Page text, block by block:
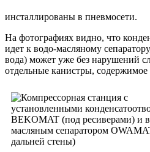
инсталлированы в пневмосети.
На фотографиях видно, что
идет к водо-масляному
вода) может уже без нарушений
отдельные канистры, содержимое